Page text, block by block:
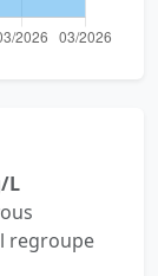
L
regroupe